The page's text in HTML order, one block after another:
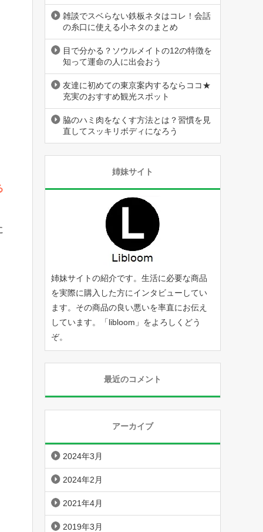
雑談でスベらない鉄板ネタはコレ！会話
の糸口に使える小ネタのまとめ
目で分かる？ソウルメイトの12の特徴を
知って運命の人に出会おう
友達に初めての東京案内するならココ★
充実のおすすめ観光スポット
脇のハミ肉をなくす方法とは？習慣を見
直してスッキリボディになろう
姉妹サイト
姉妹サイトの紹介です。生活に必要な商品
を実際に購入した方にインタビューしてい
ます。その商品の良い悪いを率直にお伝え
しています。「libloom 」をよろしくどう
ぞ。
最近のコメント
アーカイブ
2024年3月
2024年2月
2021年4月
2019年3月